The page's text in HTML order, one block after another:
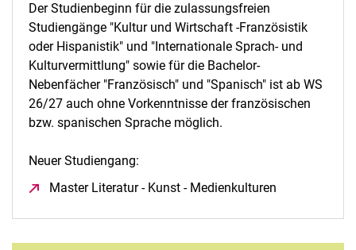
Der Studienbeginn für die zulassungsfreien
Studiengänge "Kultur und Wirtschaft -Französistik
oder Hispanistik" und "Internationale Sprach- und
Kulturvermittlung" sowie für die Bachelor-
Nebenfächer "Französisch" und "Spanisch" ist ab WS
26/27 auch ohne Vorkenntnisse der französischen
bzw. spanischen Sprache möglich.
Neuer Studiengang:
Master Literatur - Kunst - Medienkulturen